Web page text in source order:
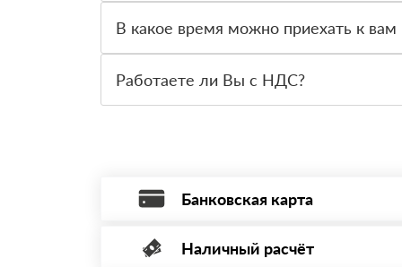
стоимости и сроков доставки, которые
В какое время можно приехать к вам
Работаете ли Вы с НДС?
Банковская карта
Оплата банковской картой, через
Наличный расчёт